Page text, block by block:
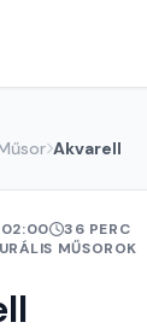
Akvarell
02:00
36 PERC
MŰSOROK